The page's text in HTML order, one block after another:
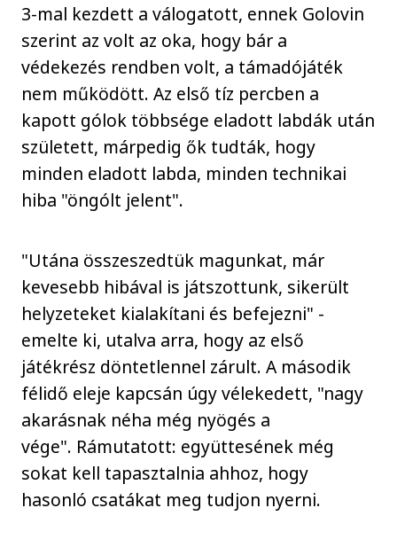
3-mal kezdett a válogatott, ennek Golovin
szerint az volt az oka, hogy bár a
védekezés rendben volt, a támadójáték
nem működött. Az első tíz percben a
kapott gólok többsége eladott labdák után
született, márpedig ők tudták, hogy
minden eladott labda, minden technikai
hiba "öngólt jelent".
"Utána összeszedtük magunkat, már
kevesebb hibával is játszottunk, sikerült
helyzeteket kialakítani és befejezni" -
emelte ki, utalva arra, hogy az első
játékrész döntetlennel zárult. A második
félidő eleje kapcsán úgy vélekedett, "nagy
akarásnak néha még nyögés a
vége". Rámutatott: együttesének még
sokat kell tapasztalnia ahhoz, hogy
hasonló csatákat meg tudjon nyerni.